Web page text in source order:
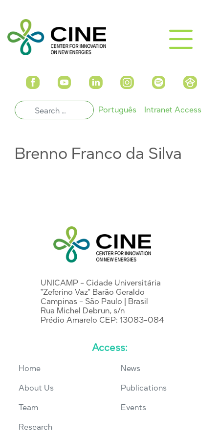
Português Intranet Access
Brenno Franco da Silva
UNICAMP - Cidade Universitária
"Zeferino Vaz" Barão Geraldo
Campinas - São Paulo | Brasil
Rua Michel Debrun, s/n
Prédio Amarelo CEP: 13083-084
Access:
Home
About Us
Team
Research
News
Publications
Events